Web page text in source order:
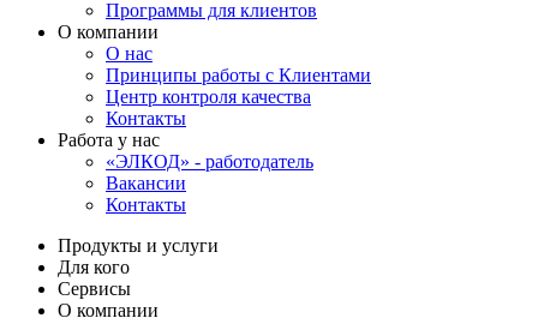
Программы для клиентов
О компании
О нас
Принципы работы с Клиентами
Центр контроля качества
Контакты
Работа у нас
«ЭЛКОД» - работодатель
Вакансии
Контакты
Продукты и услуги
Для кого
Сервисы
О компании